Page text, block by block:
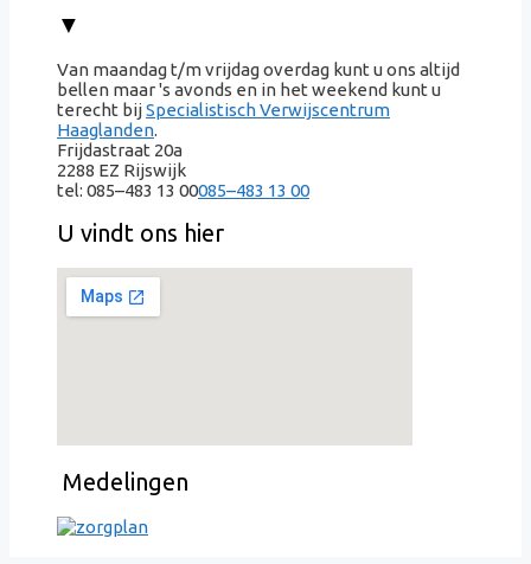
▼
Van maandag t/m vrijdag overdag kunt u ons altijd
bellen maar 's avonds en in het weekend kunt u
terecht bijSpecialistisch Verwijscentrum
Haaglanden.
Frijdastraat 20a
2288 EZ Rijswijk
tel: 085–483 13 00085–483 13 00
U vindt ons hier
Medelingen